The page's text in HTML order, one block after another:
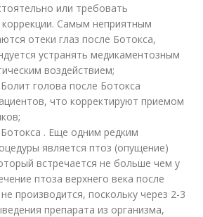
или требовать
Самым неприятным
отеки глаз после Ботокса,
устранять медикаментозным
воздействием;
голова после Ботокса
что корректируют приемом
. Еще одним редким
является птоз (опущение)
встречается не больше чем у
птоза верхнего века после
производится, поскольку через 2-3
препарата из организма,